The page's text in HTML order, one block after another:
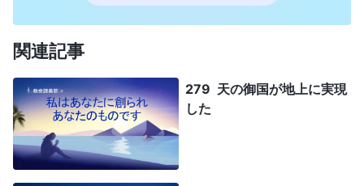
関連記事
279 天の御国が地上に実現
した